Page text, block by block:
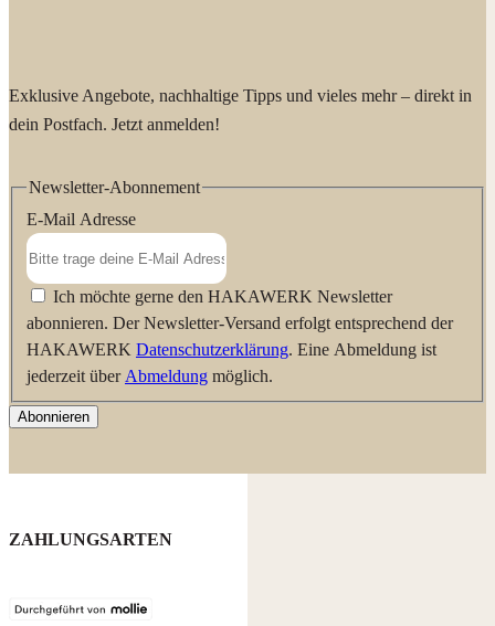
Exklusive Angebote, nachhaltige Tipps und vieles mehr – direkt in
dein Postfach. Jetzt anmelden!
Newsletter-Abonnement
E-Mail Adresse
Ich möchte gerne den HAKAWERK Newsletter
abonnieren. Der Newsletter-Versand erfolgt entsprechend der
HAKAWERK Datenschutzerklärung. Eine Abmeldung ist
jederzeit über Abmeldung möglich.
Abonnieren
ZAHLUNGSARTEN